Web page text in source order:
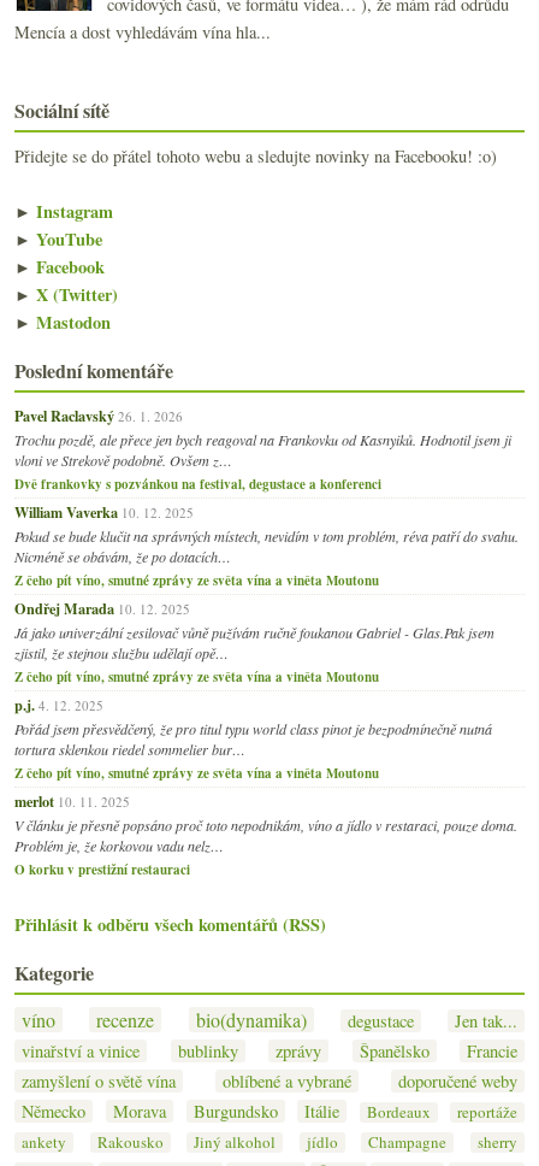
Mencía a dost vyhledávám vína hla...
Sociální sítě
Přidejte se do přátel tohoto webu a sledujte novinky na Facebooku! :o)
► Instagram
► YouTube
► Facebook
► X (Twitter)
► Mastodon
Poslední komentáře
Pavel Raclavský 26. 1. 2026
Trochu pozdě, ale přece jen bych reagoval na Frankovku od Kasnyiků. Hodnotil jsem ji
vloni ve Strekově podobně. Ovšem z…
Dvě frankovky s pozvánkou na festival, degustace a konferenci
William Vaverka 10. 12. 2025
Pokud se bude klučit na správných místech, nevidím v tom problém, réva patří do svahu.
Nicméně se obávám, že po dotacích…
Z čeho pít víno, smutné zprávy ze světa vína a viněta Moutonu
Ondřej Marada 10. 12. 2025
Já jako univerzální zesilovač vůně pužívám ručně foukanou Gabriel - Glas.Pak jsem
zjistil, že stejnou službu udělají opě…
Z čeho pít víno, smutné zprávy ze světa vína a viněta Moutonu
p.j. 4. 12. 2025
Pořád jsem přesvědčený, že pro titul typu world class pinot je bezpodmínečně nutná
tortura sklenkou riedel sommelier bur…
Z čeho pít víno, smutné zprávy ze světa vína a viněta Moutonu
merlot 10. 11. 2025
V článku je přesně popsáno proč toto nepodnikám, víno a jídlo v restaraci, pouze doma.
Problém je, že korkovou vadu nelz…
O korku v prestižní restauraci
Přihlásit k odběru všech komentářů (RSS)
Kategorie
víno recenze bio(dynamika) degustace
Jen tak...
vinařství a vinice
bublinky zprávy Španělsko
Francie
zamyšlení o světě vína
oblíbené a vybrané
doporučené weby
Německo
Morava Burgundsko Itálie Bordeaux
reportáže
ankety
Rakousko Jiný alkohol jídlo Champagne
sherry